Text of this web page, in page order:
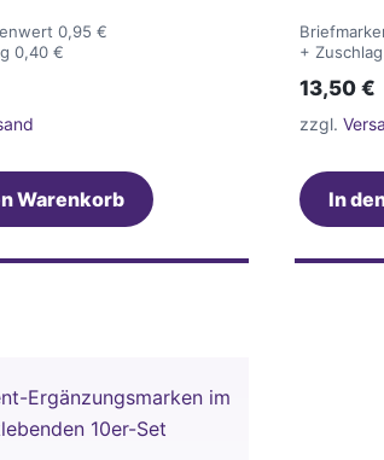
0,95 €
0,40 €
Warenkorb
+
13,50 €
zzgl.
In